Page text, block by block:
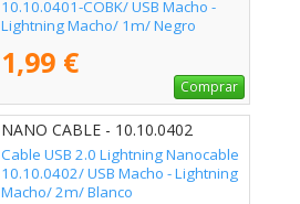
10.10.0401-COBK/ USB Macho -
Lightning Macho/ 1m/ Negro
1,99 €
Comprar
NANO CABLE - 10.10.0402
Cable USB 2.0 Lightning Nanocable
10.10.0402/ USB Macho - Lightning
Macho/ 2m/ Blanco